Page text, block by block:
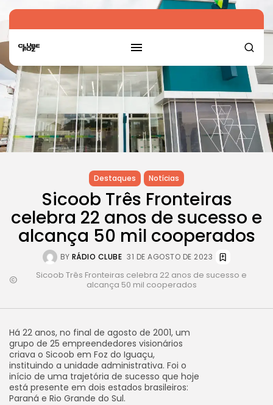
Destaques Notícias
Sicoob Três Fronteiras
celebra 22 anos de sucesso e
alcança 50 mil cooperados
BY RÁDIO CLUBE 31 DE AGOSTO DE 2023
Sicoob Três Fronteiras celebra 22 anos de sucesso e
alcança 50 mil cooperados
Há 22 anos, no final de agosto de 2001, um
grupo de 25 empreendedores visionários
criava o Sicoob em Foz do Iguaçu,
instituindo a unidade administrativa. Foi o
início de uma trajetória de sucesso que hoje
está presente em dois estados brasileiros:
Paraná e Rio Grande do Sul.